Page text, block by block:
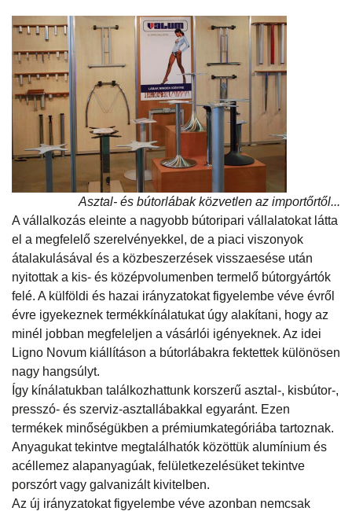
Asztal- és bútorlábak közvetlen az importőrtől...
A vállalkozás eleinte a nagyobb bútoripari vállalatokat látta
el a megfelelő szerelvényekkel, de a piaci viszonyok
átalakulásával és a közbeszerzések visszaesése után
nyitottak a kis- és középvolumenben termelő bútorgyártók
felé. A külföldi és hazai irányzatokat figyelembe véve évről
évre igyekeznek termékkínálatukat úgy alakítani, hogy az
minél jobban megfeleljen a vásárlói igényeknek. Az idei
Ligno Novum kiállításon a bútorlábakra fektettek különösen
nagy hangsúlyt.
Így kínálatukban találkozhattunk korszerű asztal-, kisbútor-,
presszó- és szerviz-asztallábakkal egyaránt. Ezen
termékek minőségükben a prémiumkategóriába tartoznak.
Anyagukat tekintve megtalálhatók közöttük alumínium és
acéllemez alapanyagúak, felületkezelésüket tekintve
porszórt vagy galvanizált kivitelben.
Az új irányzatokat figyelembe véve azonban nemcsak